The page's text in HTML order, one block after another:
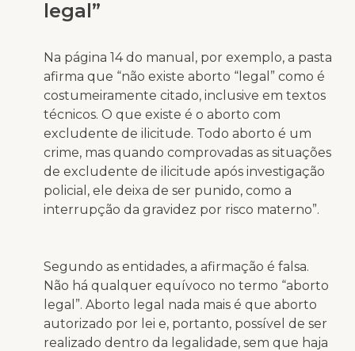
legal”
Na página 14 do manual, por exemplo, a pasta
afirma que “não existe aborto “legal” como é
costumeiramente citado, inclusive em textos
técnicos. O que existe é o aborto com
excludente de ilicitude. Todo aborto é um
crime, mas quando comprovadas as situações
de excludente de ilicitude após investigação
policial, ele deixa de ser punido, como a
interrupção da gravidez por risco materno”.
Segundo as entidades, a afirmação é falsa.
Não há qualquer equívoco no termo “aborto
legal”. Aborto legal nada mais é que aborto
autorizado por lei e, portanto, possível de ser
realizado dentro da legalidade, sem que haja